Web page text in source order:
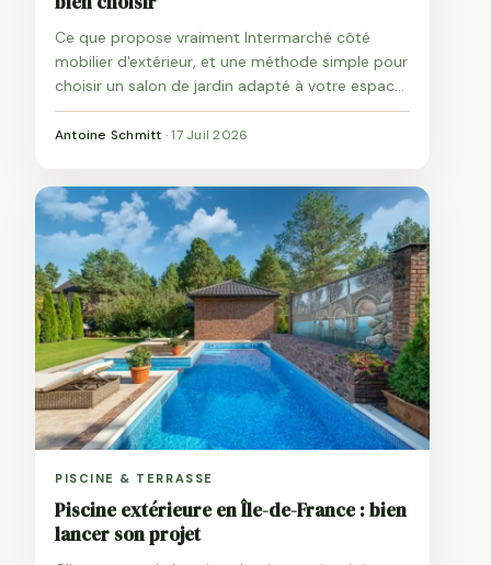
Ce que propose vraiment Intermarché côté
mobilier d'extérieur, et une méthode simple pour
choisir un salon de jardin adapté à votre espace,
votre usage et votre budget.
Antoine Schmitt ·17 Juil 2026
PISCINE & TERRASSE
Piscine extérieure en Île-de-France : bien
lancer son projet